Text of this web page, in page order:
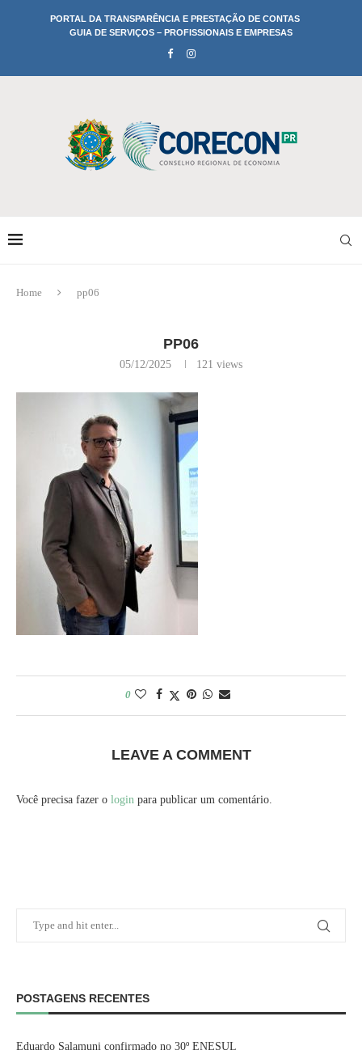
PORTAL DA TRANSPARÊNCIA E PRESTAÇÃO DE CONTAS
GUIA DE SERVIÇOS – PROFISSIONAIS E EMPRESAS
Home pp06
PP06
05/12/2025 121 views
0
LEAVE A COMMENT
Você precisa fazer o login para publicar um comentário.
POSTAGENS RECENTES
Eduardo Salamuni confirmado no 30º ENESUL